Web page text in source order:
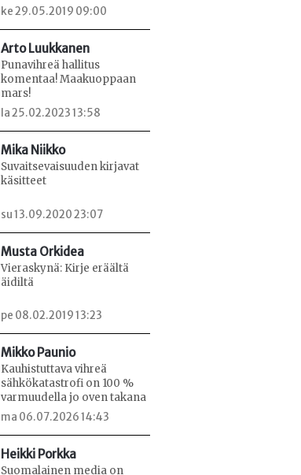
ke 29.05.2019 09:00
Arto Luukkanen
Punavihreä hallitus
komentaa! Maakuoppaan
mars!
la 25.02.2023 13:58
Mika Niikko
Suvaitsevaisuuden kirjavat
käsitteet
su 13.09.2020 23:07
Musta Orkidea
Vieraskynä: Kirje eräältä
äidiltä
pe 08.02.2019 13:23
Mikko Paunio
Kauhistuttava vihreä
sähkökatastrofi on 100 %
varmuudella jo oven takana
ma 06.07.2026 14:43
Heikki Porkka
Suomalainen media on